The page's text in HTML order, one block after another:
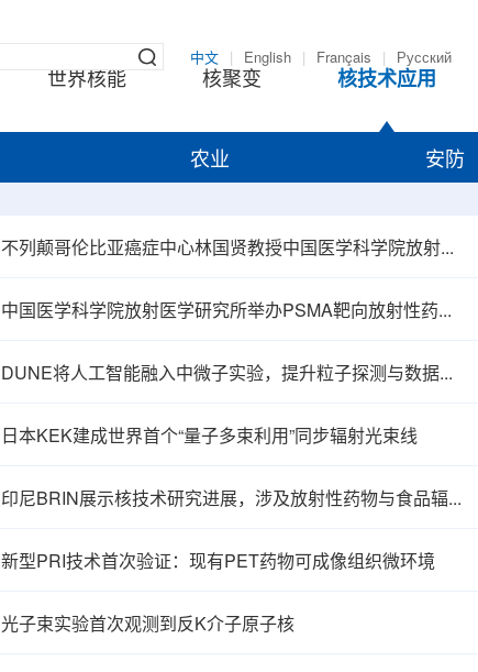
中文 English Français Русский
世界核能 核聚变 核技术应用
农业 安防
不列颠哥伦比亚癌症中心林国贤教授中国医学科学院放射医学研究所开展学术交流
中国医学科学院放射医学研究所举办PSMA靶向放射性药物学术报告会
DUNE将人工智能融入中微子实验，提升粒子探测与数据处理能力
日本KEK建成世界首个“量子多束利用”同步辐射光束线
印尼BRIN展示核技术研究进展，涉及放射性药物与食品辐照应用
新型PRI技术首次验证：现有PET药物可成像组织微环境
光子束实验首次观测到反K介子原子核